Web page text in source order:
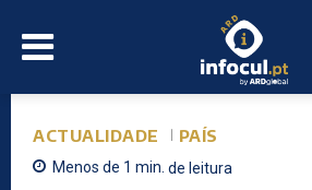
ACTUALIDADE PAÍS
Menos de 1 min. de leitura